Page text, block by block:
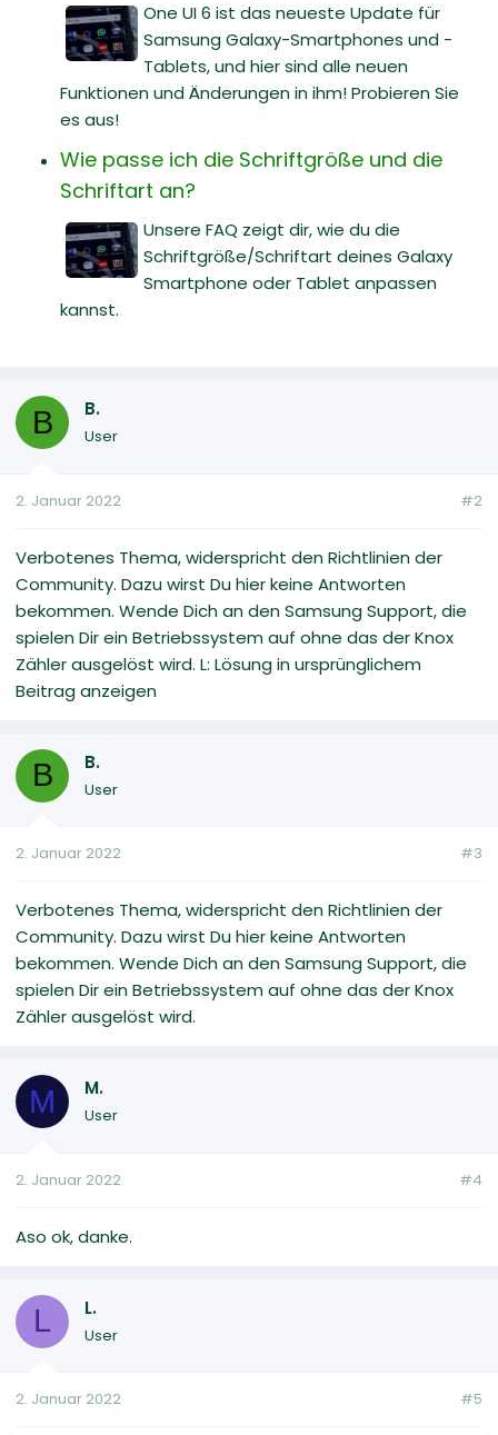
One UI 6 ist das neueste Update für
Samsung Galaxy-Smartphones und -
Tablets, und hier sind alle neuen
Funktionen und Änderungen in ihm! Probieren Sie
es aus!
Wie passe ich die Schriftgröße und die
Schriftart an?
Unsere FAQ zeigt dir, wie du die
Schriftgröße/Schriftart deines Galaxy
Smartphone oder Tablet anpassen
kannst.
B B.
User
2. Januar 2022 #2
Verbotenes Thema, widerspricht den Richtlinien der
Community. Dazu wirst Du hier keine Antworten
bekommen. Wende Dich an den Samsung Support, die
spielen Dir ein Betriebssystem auf ohne das der Knox
Zähler ausgelöst wird. L: Lösung in ursprünglichem
Beitrag anzeigen
B B.
User
2. Januar 2022 #3
Verbotenes Thema, widerspricht den Richtlinien der
Community. Dazu wirst Du hier keine Antworten
bekommen. Wende Dich an den Samsung Support, die
spielen Dir ein Betriebssystem auf ohne das der Knox
Zähler ausgelöst wird.
M M.
User
2. Januar 2022 #4
Aso ok, danke.
L L.
User
2. Januar 2022 #5